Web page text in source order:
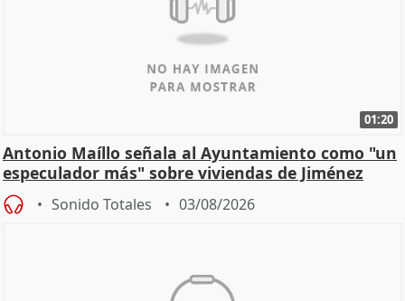
01:20
Antonio Maíllo señala al Ayuntamiento como "un
especulador más" sobre viviendas de Jiménez
Becerril
Sonido Totales 03/08/2026